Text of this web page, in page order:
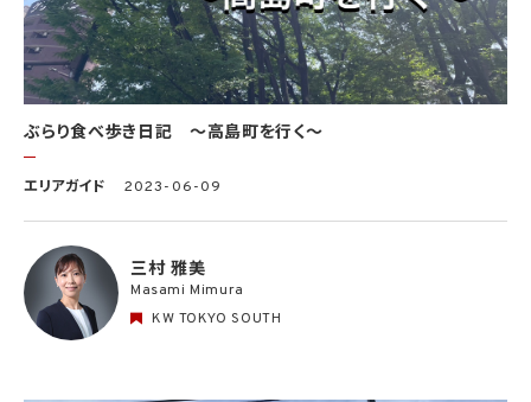
ぶらり食べ歩き日記 〜高島町を行く〜
エリアガイド 2023-06-09
三村 雅美
Masami Mimura
KW TOKYO SOUTH